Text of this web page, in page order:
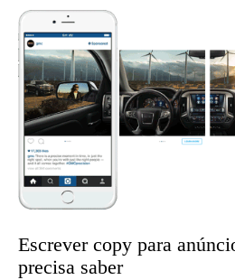
Escrever copy para
precisa saber